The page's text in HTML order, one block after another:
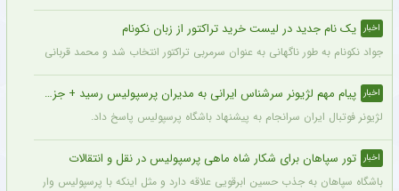
اخبار یک نام جدید در لیست خرید تراکتور از زبان نکونام
جواد نکونام به طور ناگهانی به عنوان سرمربی تراکتور انتخاب شد و محمد قربانی یکی از
اخبار پیام مهم لژیونر سرشناس ایرانی به مدیران پرسپولیس رسید + جزئیات
لژیونر فوتبال ایران سرانجام به پیشنهاد باشگاه پرسپولیس پاسخ داد.
اخبار تور سپاهان برای شکار شاه ماهی پرسپولیس در نقل و انتقالات
باشگاه سپاهان به جذب حسین ابرقویی علاقه دارد و مثل اینکه با پرسپولیس وارد